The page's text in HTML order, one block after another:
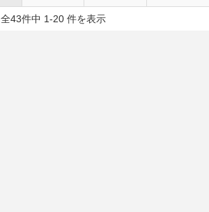
全43件中 1-20 件を表示